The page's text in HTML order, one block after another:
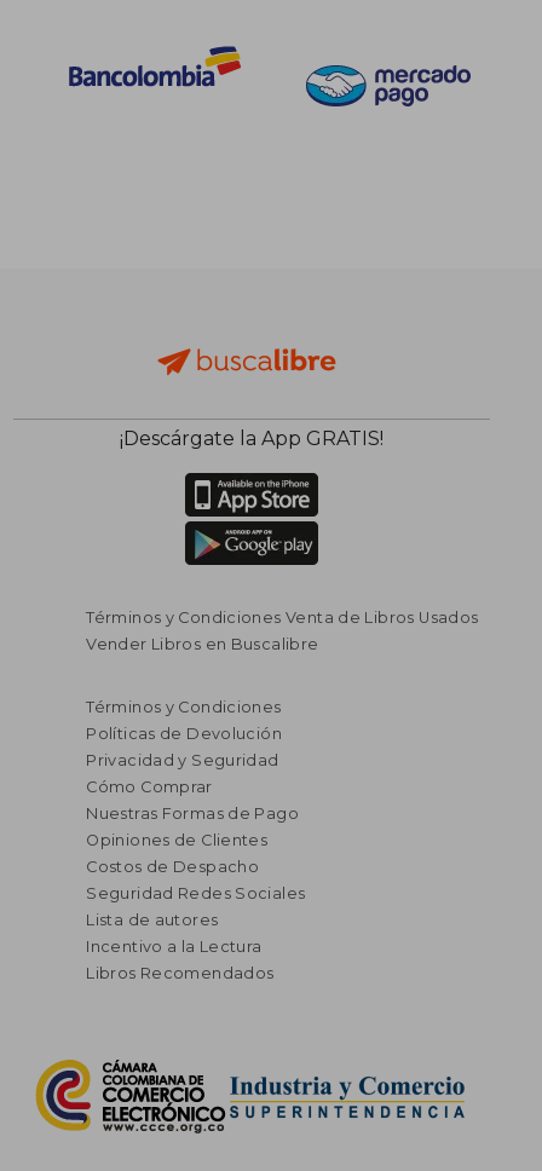
¡Descárgate la App GRATIS!
Términos y Condiciones Venta de Libros Usados
Vender Libros en Buscalibre
Términos y Condiciones
Políticas de Devolución
Privacidad y Seguridad
Cómo Comprar
Nuestras Formas de Pago
Opiniones de Clientes
Costos de Despacho
Seguridad Redes Sociales
Lista de autores
Incentivo a la Lectura
Libros Recomendados